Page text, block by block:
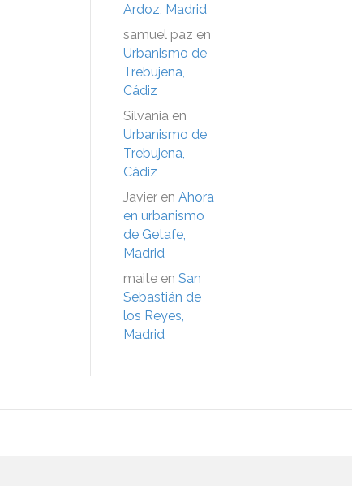
Ardoz, Madrid
samuel paz en
Urbanismo de
Trebujena,
Cádiz
Silvania en
Urbanismo de
Trebujena,
Cádiz
Javier en Ahora
en urbanismo
de Getafe,
Madrid
maite en San
Sebastián de
los Reyes,
Madrid